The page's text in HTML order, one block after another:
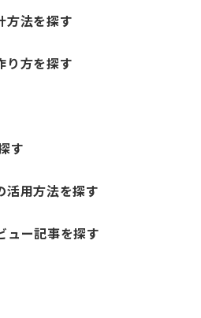
方法を探す
り方を探す
す
活用方法を探す
ュー記事を探す